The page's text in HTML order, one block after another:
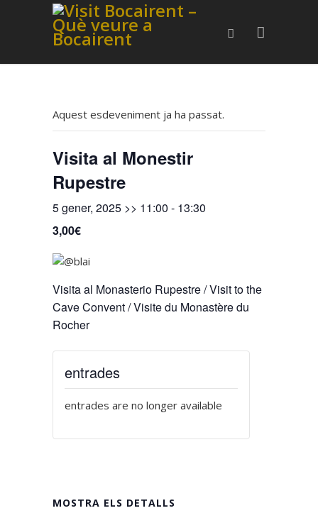
Aquest esdeveniment ja ha passat.
Visita al Monestir
Rupestre
5 gener, 2025 >> 11:00 - 13:30
3,00€
Visita al Monasterio Rupestre / Visit to the
Cave Convent / Visite du Monastère du
Rocher
MOSTRA ELS DETALLS
entrades
entrades are no longer available